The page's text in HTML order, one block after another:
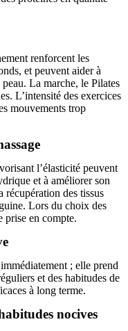
renforcent les
et peuvent aider à
La marche, le Pilates
L’intensité des exercices
mouvements trop
l’élasticité peuvent
et à améliorer son
récupération des tissus
Lors du choix des
prise en compte.
; elle prend
et des habitudes de
à long terme.
nocives